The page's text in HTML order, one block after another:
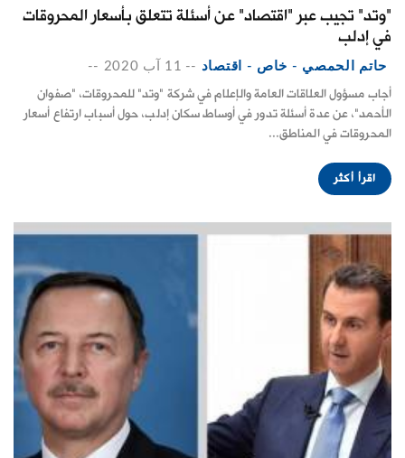
"وتد" تجيب عبر "اقتصاد" عن أسئلة تتعلق بأسعار المحروقات
في إدلب
حاتم الحمصي - خاص - اقتصاد -- 11 آب 2020 --
أجاب مسؤول العلاقات العامة والإعلام في شركة "وتد" للمحروقات، "صفوان
الأحمد"، عن عدة أسئلة تدور في أوساط سكان إدلب، حول أسباب ارتفاع أسعار
المحروقات في المناطق...
اقرأ أكثر